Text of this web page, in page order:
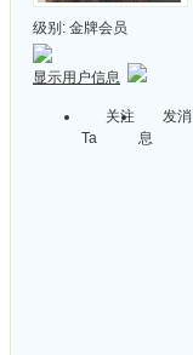
级别: 金牌会员
显示用户信息
关注
Ta
发消
息